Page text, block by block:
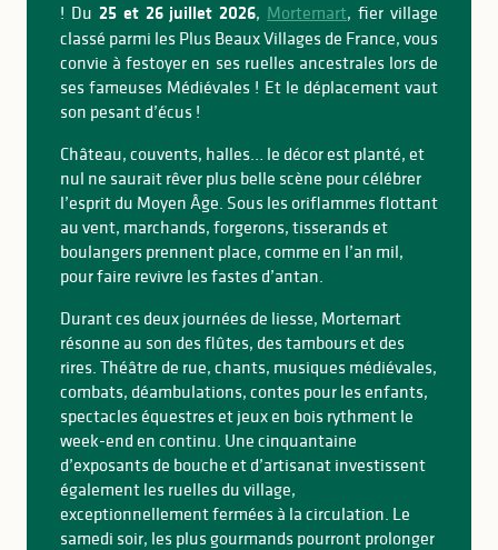
! Du 25 et 26 juillet 2026, Mortemart, fier village
classé parmi les Plus Beaux Villages de France, vous
convie à festoyer en ses ruelles ancestrales lors de
ses fameuses Médiévales ! Et le déplacement vaut
son pesant d’écus !
Château, couvents, halles… le décor est planté, et
nul ne saurait rêver plus belle scène pour célébrer
l’esprit du Moyen Âge. Sous les oriflammes flottant
au vent, marchands, forgerons, tisserands et
boulangers prennent place, comme en l’an mil,
pour faire revivre les fastes d’antan.
Durant ces deux journées de liesse, Mortemart
résonne au son des flûtes, des tambours et des
rires. Théâtre de rue, chants, musiques médiévales,
combats, déambulations, contes pour les enfants,
spectacles équestres et jeux en bois rythment le
week-end en continu. Une cinquantaine
d’exposants de bouche et d’artisanat investissent
également les ruelles du village,
exceptionnellement fermées à la circulation. Le
samedi soir, les plus gourmands pourront prolonger